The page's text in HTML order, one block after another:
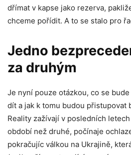
dřímat v kapse jako rezerva,
chceme pořídit. A to se stalo pro
Jedno
za druhým
Je nyní pouze otázkou, co se
dít a jak k tomu budou přistupovat
Reality zažívají v posledních
období než druhé, počínaje
pokračujíc válkou na Ukrajině,